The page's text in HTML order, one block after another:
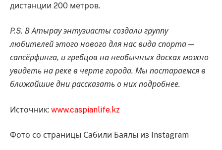
дистанции 200 метров.
P.S. В Атырау энтузиасты создали группу
любителей этого нового для нас вида спорта —
сапсёрфинга, и гребцов на необычных досках можно
увидеть на реке в черте города. Мы постараемся в
ближайшие дни рассказать о них подробнее.
Источник: www.caspianlife.kz
Фото со страницы Сабили Баялы из Instagram